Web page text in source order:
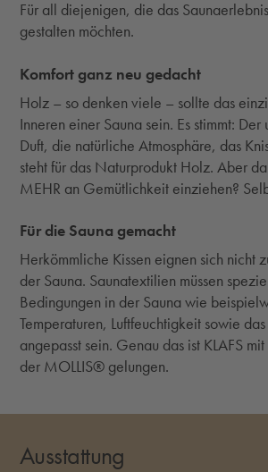
Für all diejenigen, die das
gestalten möchten.
Komfort ganz neu gedacht
Holz – so denken viele – sollte das
Inneren einer Sauna sein. Es stimmt:
Duft, die natürliche Atmosphäre, das
steht für das Naturprodukt Holz. Aber
MEHR an Gemütlichkeit einziehen?
Für die Sauna gemacht
Herkömmliche Kissen eignen sich nicht
der Sauna. Saunatextilien müssen
Bedingungen in der Sauna wie
Temperaturen, Luftfeuchtigkeit sowie
angepasst sein. Genau das ist KLAFS
der MOLLIS® gelungen.
Ausstattung